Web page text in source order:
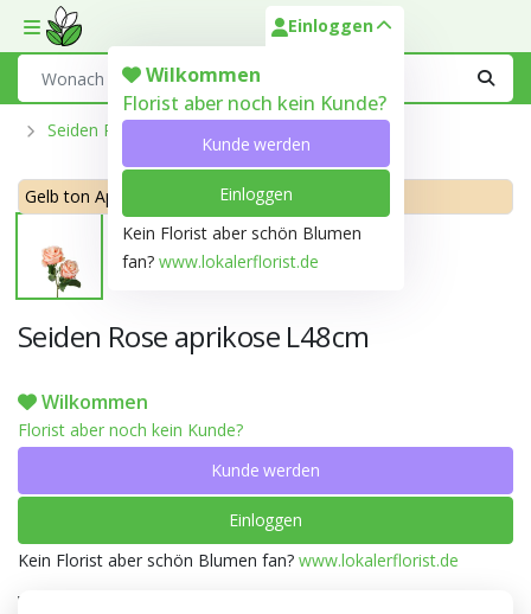
Toggle mobile menu
Einloggen
Wilkommen
Florist aber noch kein Kunde?
Kunde werden
Einloggen
Kein Florist aber schön Blumen
fan? www.lokalerflorist.de
Seiden Rosen
Gelb ton Apricot 158A
Seiden Rose aprikose L48cm
Wilkommen
Florist aber noch kein Kunde?
Kunde werden
Einloggen
Kein Florist aber schön Blumen fan? www.lokalerflorist.de
Verpackung